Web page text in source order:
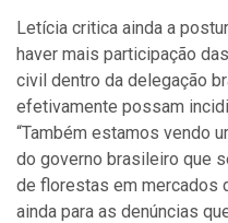
Letícia critica ainda a
haver mais participação
civil dentro da delegação
efetivamente possam
“Também estamos vendo
do governo brasileiro que
de florestas em mercados
ainda para as denúncias